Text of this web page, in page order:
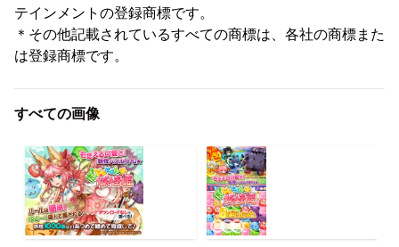
テインメントの登録商標です。
＊その他記載されているすべての商標は、各社の商標また
は登録商標です。
すべての画像